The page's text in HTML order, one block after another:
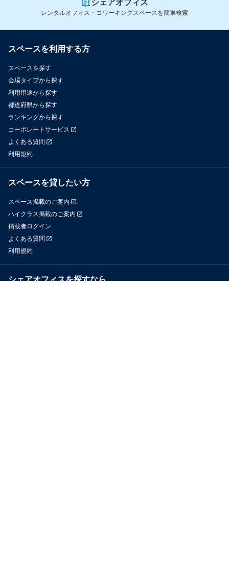
レンタルオフィス・コワーキングスペースを簡単検索
スペースを利用する方
スペースを探す
会場タイプから探す
利用用途から探す
都道府県から探す
ランキングから探す
コーポレートサービス
よくある質問
利用規約
スペースを貸したい方
スペース掲載のご案内
ハイクラス掲載のご案内
掲載者ログイン
よくある質問
利用規約
シェアオフィスを探すなら